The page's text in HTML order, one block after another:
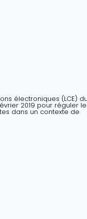
électroniques (LCE) du
2019 pour réguler
dans un contexte de